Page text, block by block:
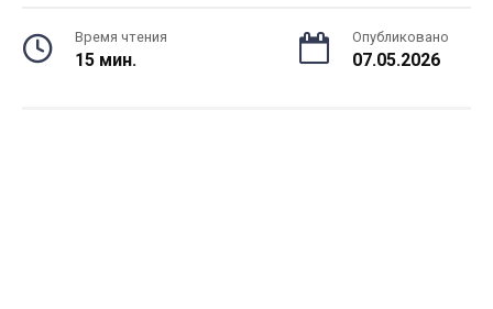
Время чтения
15 мин.
Опубликовано
07.05.2026